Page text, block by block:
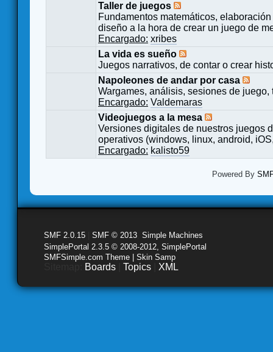
Taller de juegos
Fundamentos matemáticos,
diseño a la hora de crear un juego de
Encargado: xribes
La vida es sueño
Juegos narrativos, de contar o crear
Napoleones de andar por casa
Wargames, análisis, sesiones de
Encargado: Valdemaras
Videojuegos a la mesa
Versiones digitales de nuestros juegos
operativos (windows, linux, android,
Encargado: kalisto59
Powered By
SMF 2.0.15 SMF © 2013 Simple Machines
SimplePortal 2.3.5 © 2008-2012, SimplePortal
SMFSimple.com Theme | Skin Samp
Boards Topics XML